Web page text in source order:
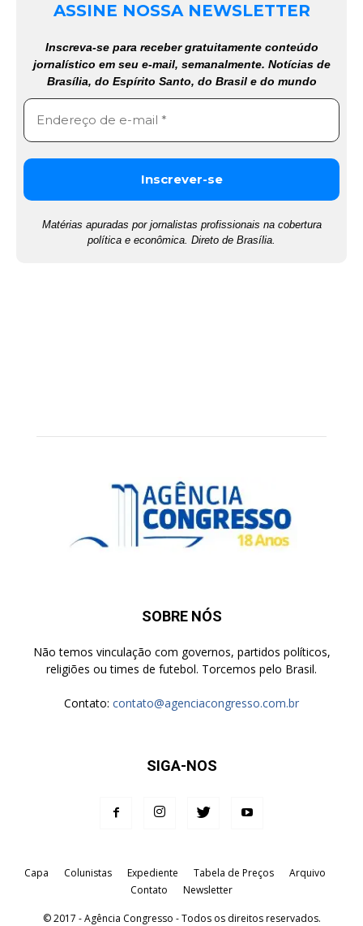
ASSINE NOSSA NEWSLETTER
Inscreva-se para receber gratuitamente conteúdo
jornalístico em seu e-mail, semanalmente. Notícias de
Brasília, do Espírito Santo, do Brasil e do mundo
Matérias apuradas por jornalistas profissionais na cobertura
política e econômica. Direto de Brasília.
SOBRE NÓS
Não temos vinculação com governos, partidos políticos,
religiões ou times de futebol. Torcemos pelo Brasil.
Contato: contato@agenciacongresso.com.br
SIGA-NOS
Capa Colunistas Expediente Tabela de Preços
Arquivo
Contato
Newsletter
© 2017 - Agência Congresso - Todos os direitos reservados.